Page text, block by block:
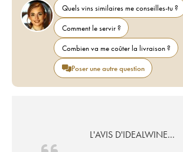
Quels vins similaires me conseilles-tu ?
Comment le servir ?
Combien va me coûter la livraison ?
Poser une autre question
L'AVIS D'IDEALWINE...